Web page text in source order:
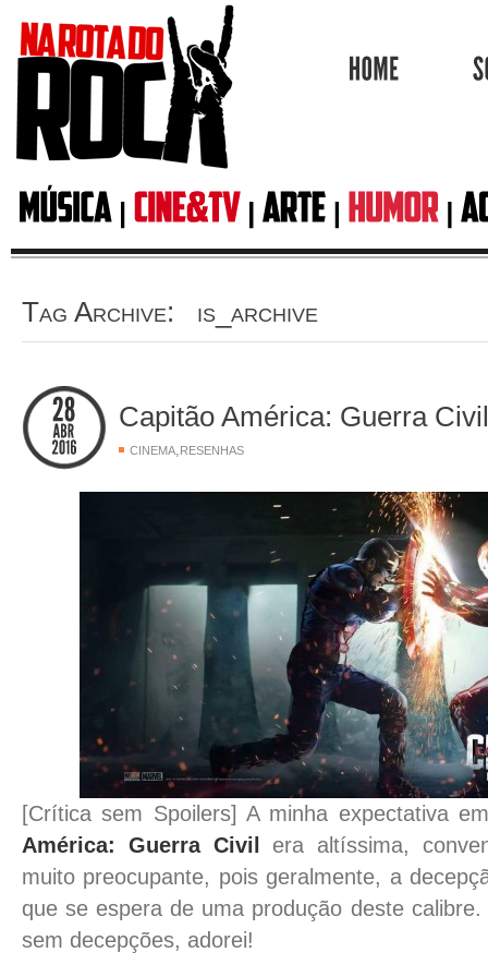
Tag Archive: is_archive
Capitão América: Guerra
CINEMA, RESENHAS
[Crítica sem Spoilers] A minha expectativa
América: Guerra Civil
era altíssima,
muito preocupante, pois geralmente, a
que se espera de uma produção deste
sem decepções, adorei!